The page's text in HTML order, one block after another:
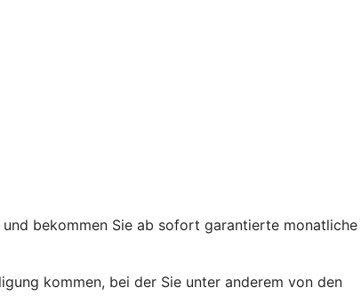
bekommen Sie ab sofort garantierte monatliche
kommen, bei der Sie unter anderem von den